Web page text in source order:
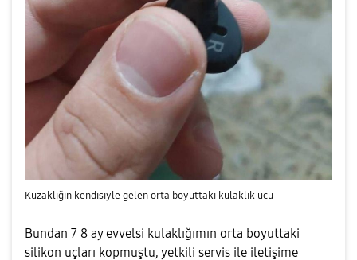
Kuzaklığın kendisiyle gelen orta boyuttaki kulaklık ucu
Bundan 7 8 ay evvelsi kulaklığımın orta boyuttaki
silikon uçları kopmuştu, yetkili servis ile iletişime